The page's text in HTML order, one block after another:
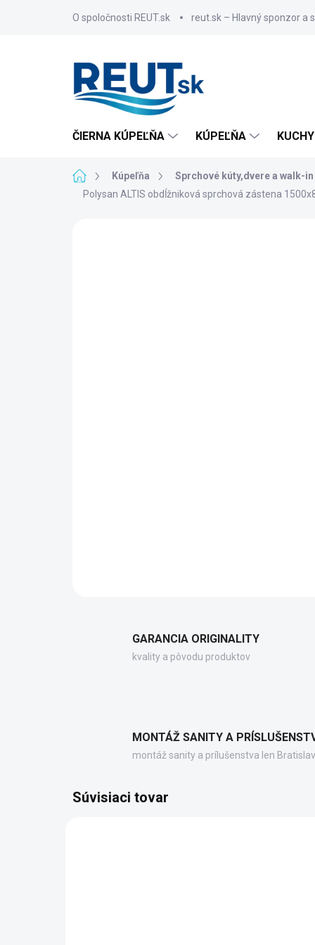
O spoločnosti REUT.sk reut.sk – Hlavný sponzor a
ČIERNA KÚPEĽŇA KÚPEĽŇA
DomovKúpeľňa Sprchové kúty,dvere a walk-in
Polysan ALTIS obdĺžniková sprchová zástena
GARANCIA ORIGINALITY
kvality a pôvodu produktov
MONTÁŽ SANITY A
montáž sanity a prílušenstva len
Súvisiaci tovar